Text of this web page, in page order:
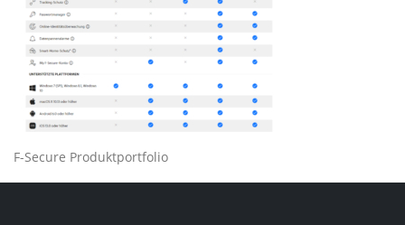
F-Secure Produktportfolio